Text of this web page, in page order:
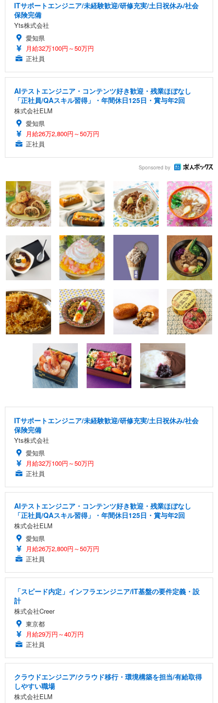
ITサポートエンジニア/未経験歓迎/研修充実/土日祝休み/社会
保険完備
Yts株式会社
愛知県
月給32万100円～50万円
正社員
AIテストエンジニア・コンテンツ好き歓迎・残業ほぼなし
「正社員/QAスキル習得」・年間休日125日・賞与年2回
株式会社ELM
愛知県
月給26万2,800円～50万円
正社員
Sponsored by
ITサポートエンジニア/未経験歓迎/研修充実/土日祝休み/社会
保険完備
Yts株式会社
愛知県
月給32万100円～50万円
正社員
AIテストエンジニア・コンテンツ好き歓迎・残業ほぼなし
「正社員/QAスキル習得」・年間休日125日・賞与年2回
株式会社ELM
愛知県
月給26万2,800円～50万円
正社員
「スピード内定」インフラエンジニア/IT基盤の要件定義・設
計
株式会社Creer
東京都
月給29万円～40万円
正社員
クラウドエンジニア/クラウド移行・環境構築を担当/有給取得
しやすい職場
株式会社ELM